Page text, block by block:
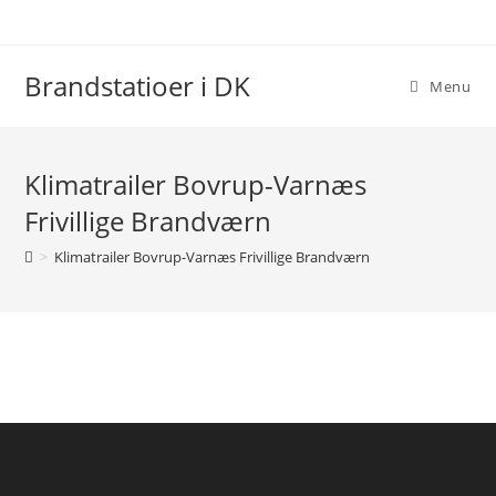
Brandstatioer i DK Menu
Klimatrailer Bovrup-Varnæs
Frivillige Brandværn
> Klimatrailer Bovrup-Varnæs Frivillige Brandværn